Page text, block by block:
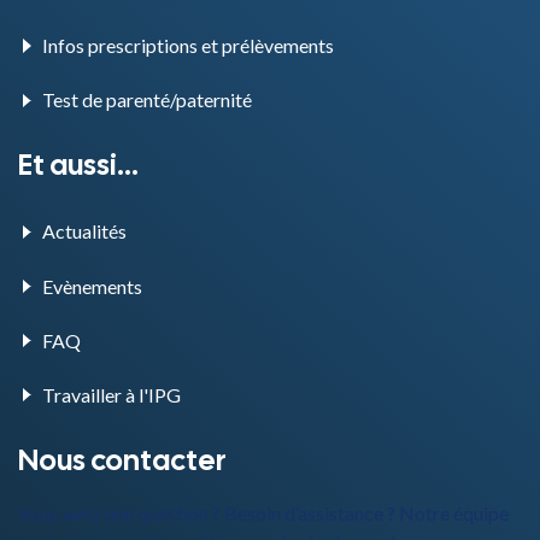
Et aussi...
Actualités
Evènements
FAQ
Travailler à l'IPG
Infos prescriptions et prélèvements
Test de parenté/paternité
Nous contacter
Vous avez une question ? Besoin d’assistance ? Notre équipe